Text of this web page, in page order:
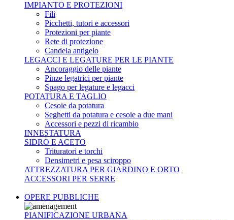
IMPIANTO E PROTEZIONI
Fili
Picchetti, tutori e accessori
Protezioni per piante
Rete di protezione
Candela antigelo
LEGACCI E LEGATURE PER LE PIANTE
Ancoraggio delle piante
Pinze legatrici per piante
Spago per legature e legacci
POTATURA E TAGLIO
Cesoie da potatura
Seghetti da potatura e cesoie a due mani
Accessori e pezzi di ricambio
INNESTATURA
SIDRO E ACETO
Trituratori e torchi
Densimetri e pesa sciroppo
ATTREZZATURA PER GIARDINO E ORTO
ACCESSORI PER SERRE
OPERE PUBBLICHE
PIANIFICAZIONE URBANA